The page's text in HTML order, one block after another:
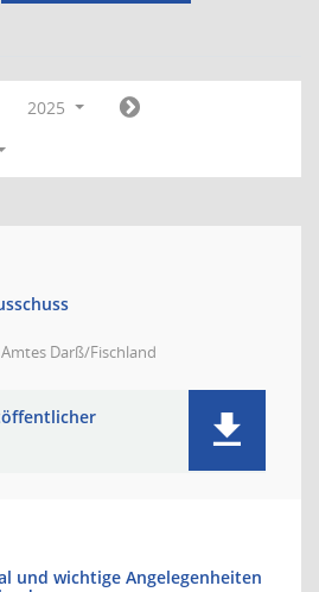
2025
Darß/Fischland
und wichtige Angelegenheiten